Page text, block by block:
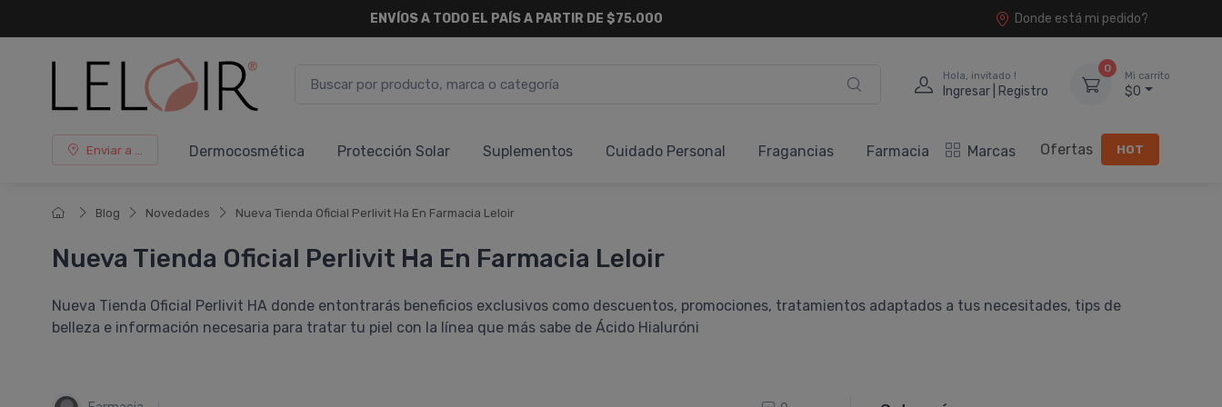
ENVÍOS A TODO EL PAÍS A PARTIR DE $75.000 Donde está mi pedido?
Hola, invitado !
Ingresar | Registro
0
Mi carrito
$0
Enviar a ... Dermocosmética Protección Solar Suplementos Cuidado Personal Fragancias Farmacia Marcas Ofertas HOT
Blog Novedades Nueva Tienda Oficial Perlivit Ha En Farmacia Leloir
Nueva Tienda Oficial Perlivit Ha En Farmacia Leloir
Nueva Tienda Oficial Perlivit HA donde entontrarás beneficios exclusivos como descuentos, promociones, tratamientos adaptados a tus necesitades, tips de
belleza e información necesaria para tratar tu piel con la lí­nea que más sabe de Ácido Hialuróni